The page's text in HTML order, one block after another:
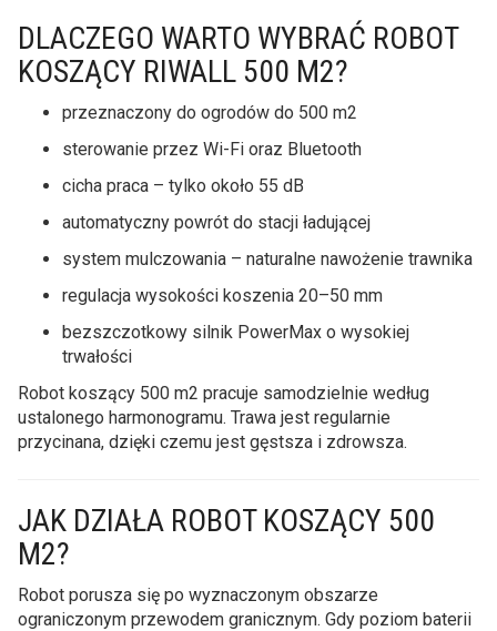
DLACZEGO WARTO WYBRAĆ ROBOT
KOSZĄCY RIWALL 500 M2?
przeznaczony do ogrodów do 500 m2
sterowanie przez Wi-Fi oraz Bluetooth
cicha praca – tylko około 55 dB
automatyczny powrót do stacji ładującej
system mulczowania – naturalne nawożenie trawnika
regulacja wysokości koszenia 20–50 mm
bezszczotkowy silnik PowerMax o wysokiej
trwałości
Robot koszący 500 m2 pracuje samodzielnie według
ustalonego harmonogramu. Trawa jest regularnie
przycinana, dzięki czemu jest gęstsza i zdrowsza.
JAK DZIAŁA ROBOT KOSZĄCY 500
M2?
Robot porusza się po wyznaczonym obszarze
ograniczonym przewodem granicznym. Gdy poziom baterii